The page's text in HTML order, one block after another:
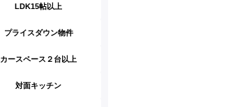
LDK15帖以上
プライスダウン物件
カースペース２台以上
対面キッチン